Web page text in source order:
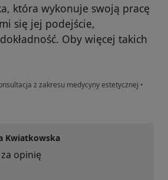
która wykonuje swoją pracę
się jej podejście,
Oby więcej takich
z zakresu medycyny estetycznej •
Kwiatkowska
opinię